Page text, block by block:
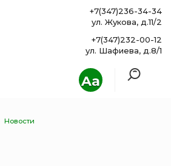
Aa
+7(347)236-34-34
ул. Жукова, д.11/2
+7(347)232-00-12
ул. Шафиева, д.8/1
Новости